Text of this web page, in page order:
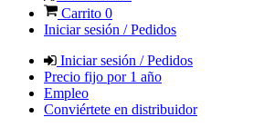
Carrito 0
Iniciar sesión / Pedidos
Iniciar sesión / Pedidos
Precio fijo por 1 año
Empleo
Conviértete en distribuidor